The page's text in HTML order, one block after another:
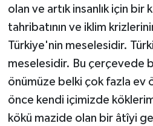
olan ve artık insanlık için
tahribatının ve iklim
Türkiye'nin meselesidir.
meselesidir. Bu çerçevede
önümüze belki çok fazla ev
önce kendi içimizde
kökü mazide olan bir âtîyi